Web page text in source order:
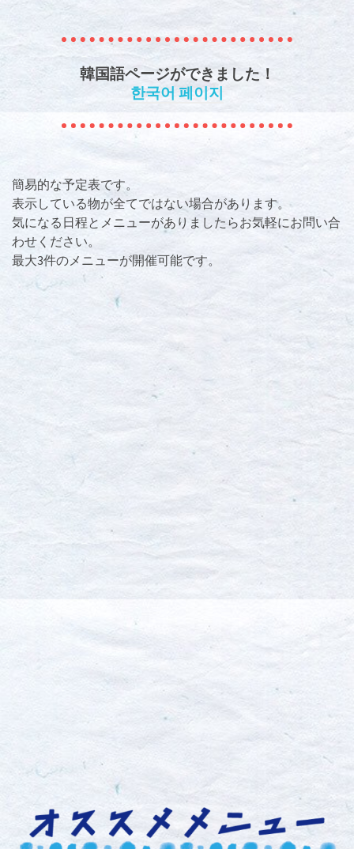
韓国語ページができました！
한국어 페이지
簡易的な予定表です。
表示している物が全てではない場合があります。
気になる日程とメニューがありましたらお気軽にお問い合
わせください。
最大3件のメニューが開催可能です。